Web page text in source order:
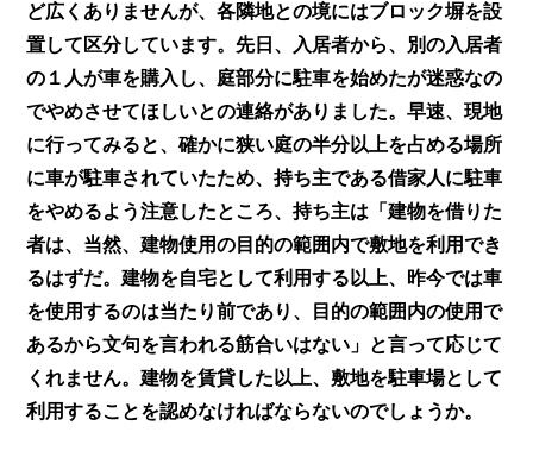
ど広くありませんが、各隣地との境にはブロック塀を設
置して区分しています。先日、入居者から、別の入居者
の１人が車を購入し、庭部分に駐車を始めたが迷惑なの
でやめさせてほしいとの連絡がありました。早速、現地
に行ってみると、確かに狭い庭の半分以上を占める場所
に車が駐車されていたため、持ち主である借家人に駐車
をやめるよう注意したところ、持ち主は「建物を借りた
者は、当然、建物使用の目的の範囲内で敷地を利用でき
るはずだ。建物を自宅として利用する以上、昨今では車
を使用するのは当たり前であり、目的の範囲内の使用で
あるから文句を言われる筋合いはない」と言って応じて
くれません。建物を賃貸した以上、敷地を駐車場として
利用することを認めなければならないのでしょうか。